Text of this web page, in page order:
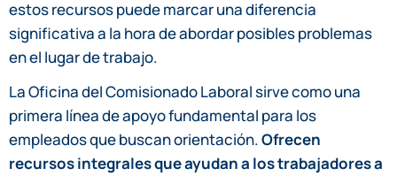
estos recursos puede marcar una diferencia
significativa a la hora de abordar posibles problemas
en el lugar de trabajo.
La Oficina del Comisionado Laboral sirve como una
primera línea de apoyo fundamental para los
empleados que buscan orientación.Ofrecen
recursos integrales que ayudan a los trabajadores a